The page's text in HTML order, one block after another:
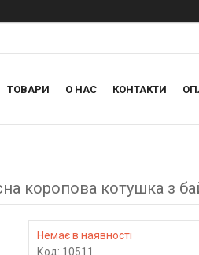
ТОВАРИ О НАС КОНТАКТИ
коропова котушка з
Немає в наявності
Код: 10511